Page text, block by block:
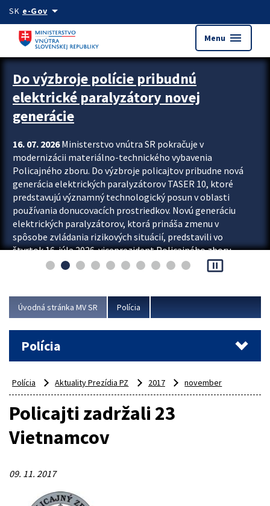
Preskocit na hlavný obsah
SK e-Govarrow_drop_down
Menu menu
Zastavit automatický posun upútavok
Do výzbroje polície pribudnú
elektrické paralyzátory novej
generácie
16. 07. 2026Ministerstvo vnútra SR pokračuje v
modernizácii materiálno-technického vybavenia
Policajného zboru. Do výzbroje policajtov pribudne nová
generácia elektrických paralyzátorov TASER 10, ktoré
predstavujú významný technologický posun v oblasti
používania donucovacích prostriedkov. Novú generáciu
elektrických paralyzátorov, ktorá prináša zmenu v
spôsobe zvládania rizikových situácií, predstavili vo
štvrtok 16. júla 2026 viceprezident Policajného zboru
Rastislav Polakovič a riaditeľ odboru výcviku...
pause_presentation
Úvodná stránka MV SR Polícia
Polícia
Polícia Aktuality Prezídia PZ 2017 november
Policajti zadržali 23
Vietnamcov
09. 11. 2017